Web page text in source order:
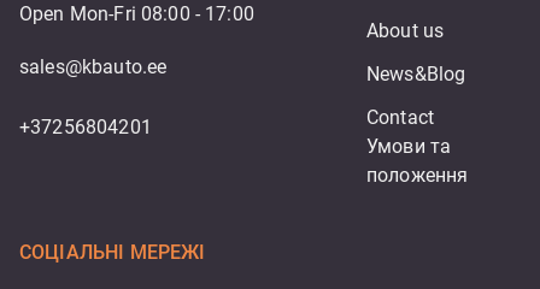
Open Mon-Fri 08:00 - 17:00
sales@kbauto.ee
+37256804201
About us
News&Blog
Contact
Умови та
положення
СОЦІАЛЬНІ МЕРЕЖІ